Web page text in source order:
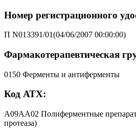
Номер регистрационного
П N013391/01(04/06/2007 00:00:00)
Фармакотерапевтическая
0150 Ферменты и антиферменты
Код АТХ:
A09AA02 Полиферментные
протеаза)